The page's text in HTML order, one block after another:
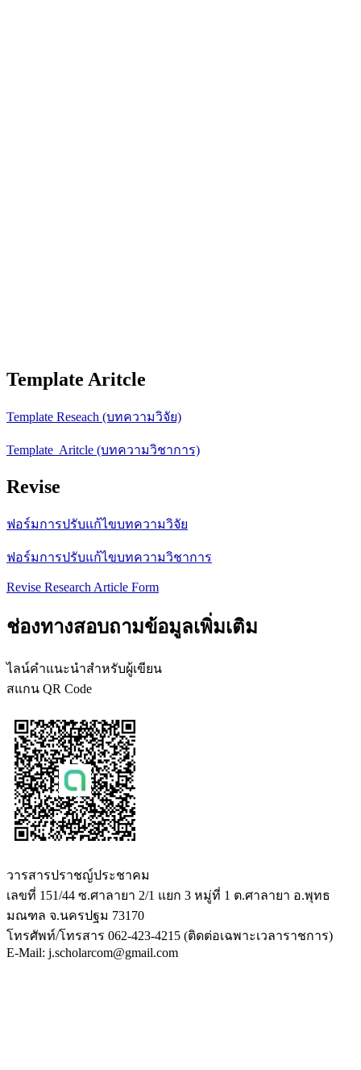
Template Aritcle
Template Reseach (บทความวิจัย)
Template Aritcle (บทความวิชาการ)
Revise
ฟอร์มการปรับแก้ไขบทความวิจัย
ฟอร์มการปรับแก้ไขบทความวิชาการ
Revise Research Article Form
ช่องทางสอบถามข้อมูลเพิ่มเติม
ไลน์คำแนะนำสำหรับผู้เขียน
สแกน QR Code
วารสารปราชญ์ประชาคม
เลขที่ 151/44 ซ.ศาลายา 2/1 แยก 3 หมู่ที่ 1 ต.ศาลายา อ.พุทธ
มณฑล จ.นครปฐม 73170
โทรศัพท์/โทรสาร 062-423-4215 (ติดต่อเฉพาะเวลาราชการ)
E-Mail: j.scholarcom@gmail.com